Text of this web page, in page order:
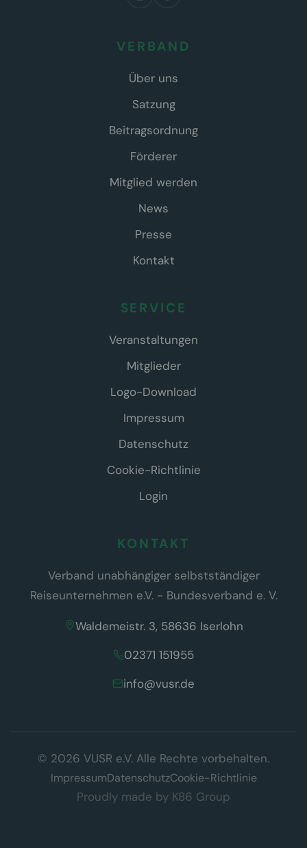
VERBAND
Über uns
Satzung
Beitragsordnung
Förderer
Mitglied werden
News
Presse
Kontakt
SERVICE
Veranstaltungen
Mitglieder
Logo-Download
Impressum
Datenschutz
Cookie-Richtlinie
Login
KONTAKT
Verband unabhängiger selbstständiger
Reiseunternehmen e.V. - Bundesverband e. V.
Waldemeistr. 3, 58636 Iserlohn
02371 151955
info@vusr.de
© 2026 VUSR e.V. Alle Rechte vorbehalten.
ImpressumDatenschutzCookie-Richtlinie
Proudly made by K86 Group
Diese Website verwendet ausschließlich technisch notwendige
TDDDG). Es werden keine Tracking- oder Marketing-Cookies
eingesetzt.Datenschutzerklärung